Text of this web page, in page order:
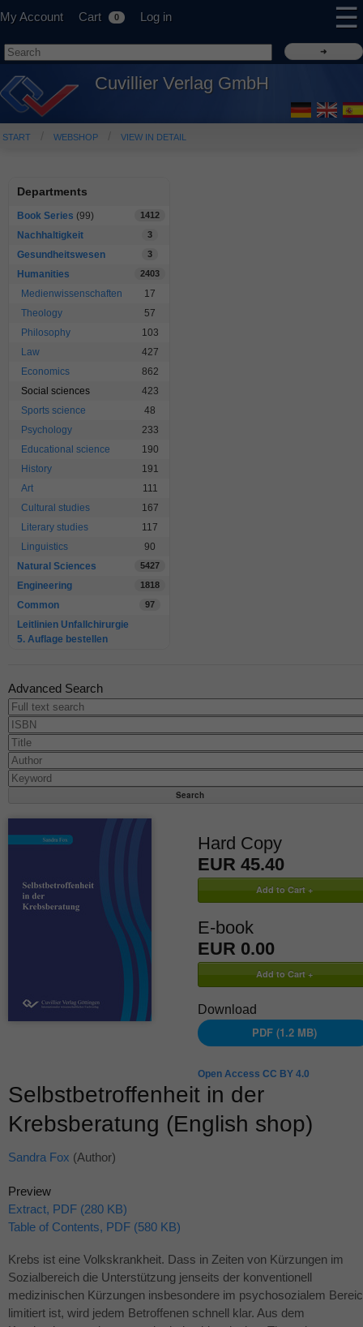
My Account Cart 0 Log in ☰
Cuvillier Verlag GmbH
START WEBSHOP VIEW IN DETAIL
Departments
Book Series (99) 1412
Nachhaltigkeit 3
Gesundheitswesen 3
Humanities 2403
Medienwissenschaften
17
Theology
57
Philosophy
103
Law
427
Economics
862
Social sciences
423
Sports science
48
Psychology
233
Educational science
190
History
191
Art
111
Cultural studies
167
Literary studies
117
Linguistics
90
Natural Sciences
5427
Engineering 1818
Common 97
Leitlinien Unfallchirurgie
5. Auflage bestellen
Advanced Search
Hard Copy
EUR 45.40
E-book
EUR 0.00
Download
PDF (1.2 MB)
Open Access CC BY 4.0
Selbstbetroffenheit in der
Krebsberatung (English shop)
Sandra Fox (Author)
Preview
Extract, PDF (280 KB)
Table of Contents, PDF (580 KB)
Krebs ist eine Volkskrankheit. Dass in Zeiten von Kürzungen im
Sozialbereich die Unterstützung jenseits der konventionell
medizinischen Kürzungen insbesondere im psychosozialem
limitiert ist, wird jedem Betroffenen schnell klar. Aus dem